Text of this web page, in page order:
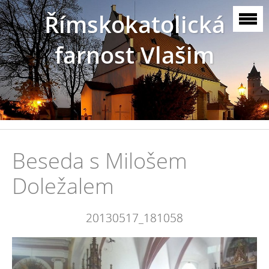
Římskokatolická
farnost Vlašim
Beseda s Milošem
Doležalem
20130517_181058